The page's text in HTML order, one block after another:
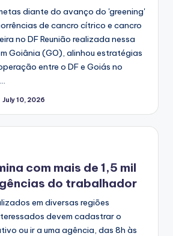
diante do avanço do 'greening'
de cancro cítrico e cancro
no DF Reunião realizada nessa
Goiânia (GO), alinhou estratégias
entre o DF e Goiás no
July 10, 2026
com mais de 1,5 mil
do trabalhador
em diversas regiões
devem cadastrar o
ou ir a uma agência, das 8h às